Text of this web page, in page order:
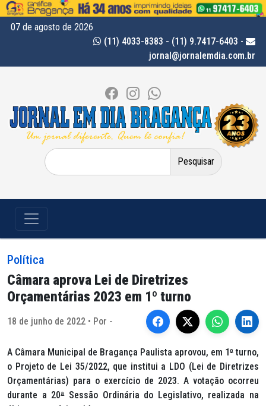
07 de agosto de 2026
(11) 4033-8383 - (11) 9.7417-6403 -
jornal@jornalemdia.com.br
Pesquisar
por:
Política
Câmara aprova Lei de Diretrizes
Orçamentárias 2023 em 1º turno
18 de junho de 2022 • Por -
A Câmara Municipal de Bragança Paulista aprovou, em 1ºturno,
o Projeto de Lei 35/2022, que institui a LDO (Lei de Diretrizes
Orçamentárias) para o exercício de 2023. A votação ocorreu
durante a 20ªSessão Ordinária do Legislativo, realizada na